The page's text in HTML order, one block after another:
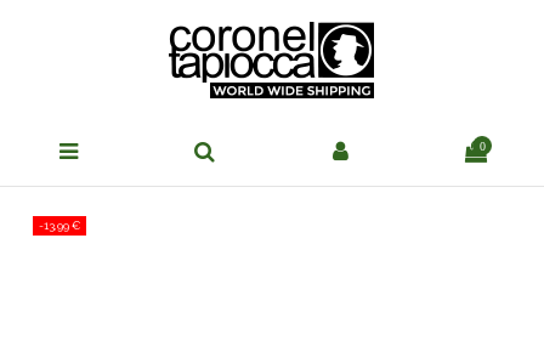
0
-13,99 €